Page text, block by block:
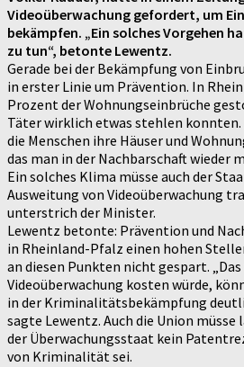
Videoüberwachung gefordert, um
bekämpfen. „Ein solches Vorgehen
zu tun“, betonte Lewentz.
Gerade bei der Bekämpfung von
in erster Linie um Prävention. In
Prozent der Wohnungseinbrüche
Täter wirklich etwas stehlen konnten.
die Menschen ihre Häuser und
das man in der Nachbarschaft wieder
Ein solches Klima müsse auch der
Ausweitung von Videoüberwachung
unterstrich der Minister.
Lewentz betonte: Prävention und
in Rheinland-Pfalz einen hohen
an diesen Punkten nicht gespart.
Videoüberwachung kosten würde,
in der Kriminalitätsbekämpfung
sagte Lewentz. Auch die Union müsse
der Überwachungsstaat kein
von Kriminalität sei.